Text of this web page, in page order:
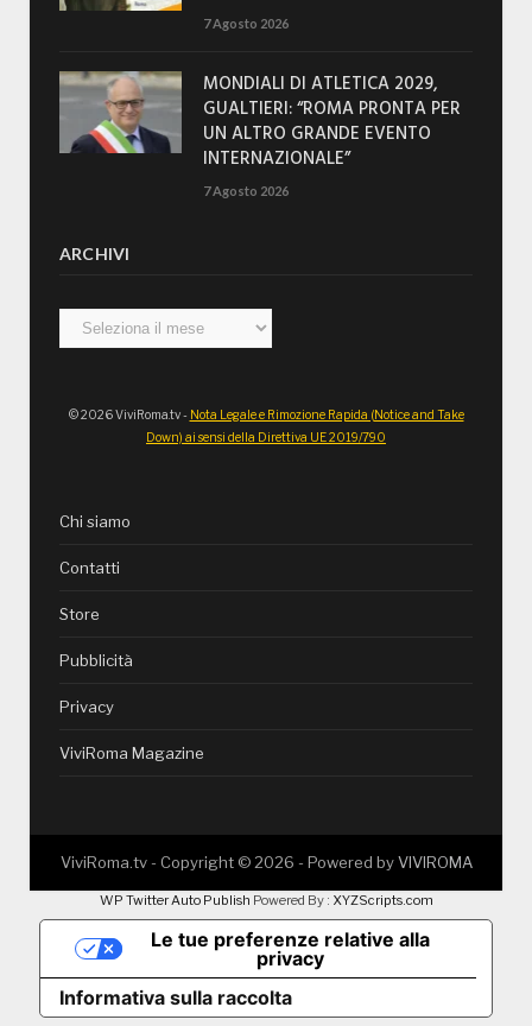
7 Agosto 2026
MONDIALI DI ATLETICA 2029,
GUALTIERI: “ROMA PRONTA PER
UN ALTRO GRANDE EVENTO
INTERNAZIONALE”
7 Agosto 2026
ARCHIVI
Archivi
© 2026 ViviRoma.tv - Nota Legale e Rimozione Rapida (Notice and Take
Down) ai sensi della Direttiva UE 2019/790
Chi siamo
Contatti
Store
Pubblicità
Privacy
ViviRoma Magazine
ViviRoma.tv - Copyright ©2026 - Powered byVIVIROMA
WP Twitter Auto Publish Powered By : XYZScripts.com
Informativa sulla raccolta
Le tue preferenze relative alla
privacy